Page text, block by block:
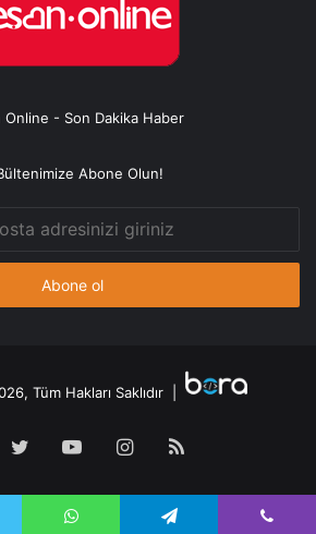
Online - Son Dakika Haber
Abone Olun!
Tüm Hakları Saklıdır |
TwitterYouTubeInstagram
RSS